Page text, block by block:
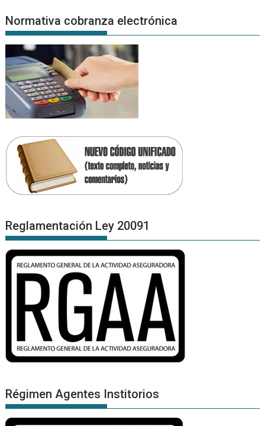
Normativa cobranza electrónica
Reglamentación Ley 20091
Régimen Agentes Institorios